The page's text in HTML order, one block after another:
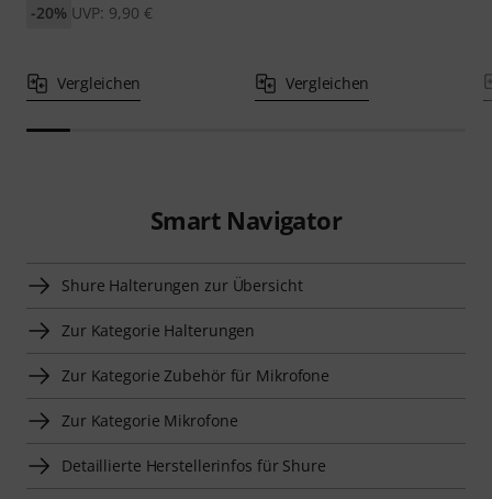
UVP: 9,90 €
-20%
Vergleichen Vergleichen
Smart Navigator
Shure Halterungen zur Übersicht
Zur Kategorie Halterungen
Zur Kategorie Zubehör für Mikrofone
Zur Kategorie Mikrofone
Detaillierte Herstellerinfos für Shure